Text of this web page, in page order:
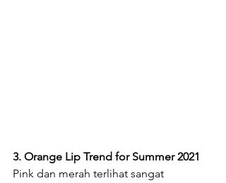
3. Orange Lip Trend for Summer 2021
Pink dan merah terlihat sangat